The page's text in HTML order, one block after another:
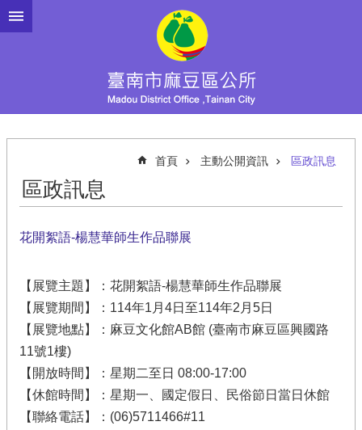
跳到主要內容區塊
首頁 主動公開資訊 區政訊息
區政訊息
花開絮語-楊慧華師生作品聯展
【展覽主題】：花開絮語-楊慧華師生作品聯展
【展覽期間】：114年1月4日至114年2月5日
【展覽地點】：麻豆文化館AB館 (臺南市麻豆區興國路
11號1樓)
【開放時間】：星期二至日 08:00-17:00
【休館時間】：星期一、國定假日、民俗節日當日休館
【聯絡電話】：(06)5711466#11